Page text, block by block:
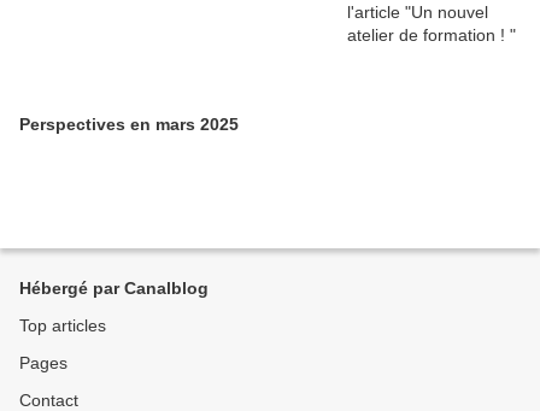
Perspectives en mars 2025
Hébergé par Canalblog
Top articles
Pages
Contact